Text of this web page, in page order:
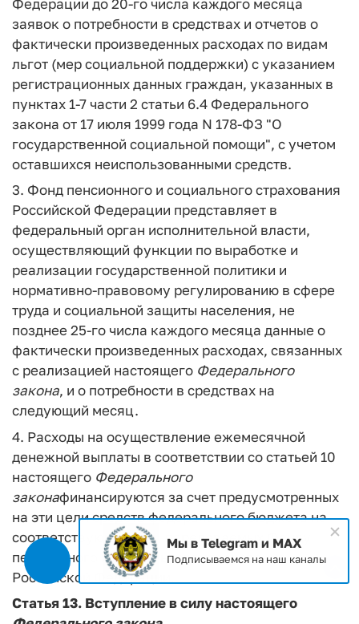
заявок о потребности в средствах и отчетов о
фактически произведенных расходах по видам
льгот (мер социальной поддержки) с указанием
регистрационных данных граждан, указанных в
пунктах 1-7 части 2 статьи 6.4 Федерального
закона от 17 июля 1999 года N 178-ФЗ "О
государственной социальной помощи", с учетом
оставшихся неиспользованными средств.
3. Фонд пенсионного и социального страхования
Российской Федерации представляет в
федеральный орган исполнительной власти,
осуществляющий функции по выработке и
реализации государственной политики и
нормативно-правовому регулированию в сфере
труда и социальной защиты населения, не
позднее 25-го числа каждого месяца данные о
фактически произведенных расходах, связанных
с реализацией настоящего Федерального
закона, и о потребности в средствах на
следующий месяц.
4. Расходы на осуществление ежемесячной
денежной выплаты в соответствии со статьей 10
настоящего Федерального
законафинансируются за счет предусмотренных
на эти цели средств федерального бюджета на
соответствующий год, передаваемых Фонду
пенсионного и социального страхования
Российской Федерации.
Статья 13. Вступление в силу настоящего
Мы в Telegram и MAX
Подписываемся на наш каналы